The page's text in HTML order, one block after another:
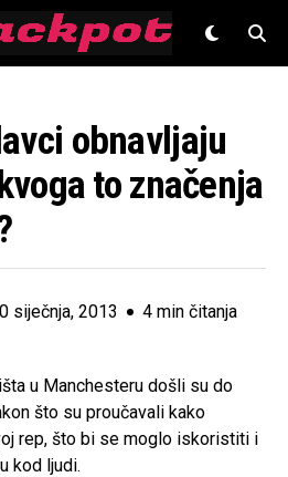
obnavljaju
to značenja
siječnja, 2013 4 min čitanja
u Manchesteru došli su do
što su proučavali kako
rep, što bi se moglo iskoristiti i
kod ljudi.